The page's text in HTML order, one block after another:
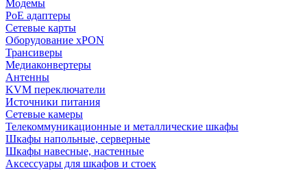
Модемы
PoE адаптеры
Сетевые карты
Оборудование xPON
Трансиверы
Медиаконвертеры
Антенны
KVM переключатели
Источники питания
Сетевые камеры
Телекоммуникационные и металлические шкафы
Шкафы напольные, серверные
Шкафы навесные, настенные
Аксессуары для шкафов и стоек